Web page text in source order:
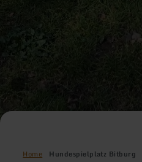
Home Hundespielplatz Bitburg